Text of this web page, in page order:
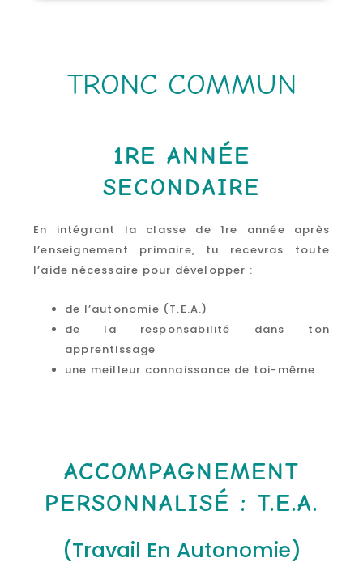
TRONC COMMUN
1RE ANNÉE
SECONDAIRE
En intégrant la classe de 1re année après
l’enseignement primaire, tu recevras toute
l’aide nécessaire pour développer :
de l’autonomie (T.E.A.)
de la responsabilité dans ton
apprentissage
une meilleur connaissance de toi-même.
ACCOMPAGNEMENT
PERSONNALISÉ : T.E.A.
(Travail En Autonomie)